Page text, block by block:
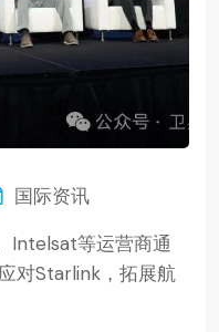
国际资讯
Intelsat等运营商通
对Starlink，拓展航